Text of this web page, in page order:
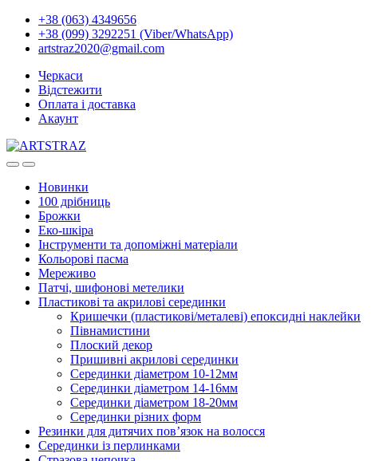
+38 (063) 4349656
+38 (099) 3292251 (Viber/WhatsApp)
artstraz2020@gmail.com
Черкаси
Відстежити
Оплата і доставка
Акаунт
Новинки
100 дрібниць
Брожки
Еко-шкіра
Інструменти та допоміжні матеріали
Кольорові пасма
Мереживо
Патчі, шифонові метелики
Пластикові та акрилові серединки
Кришечки (пластикові/металеві) епоксидні наклейки
Півнамистини
Плоский декор
Пришивні акрилові серединки
Серединки діаметром 10-12мм
Серединки діаметром 14-16мм
Серединки діаметром 18-20мм
Серединки різних форм
Резинки для дитячих пов’язок на волосся
Серединки із перлинками